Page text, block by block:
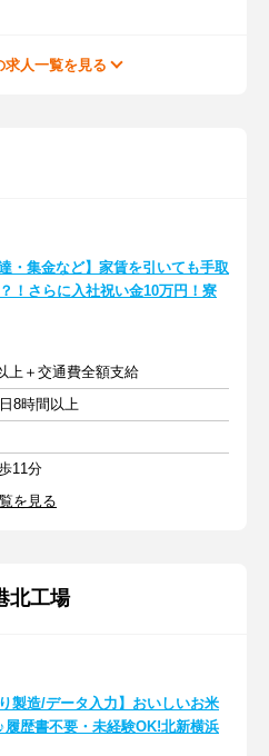
求人一覧を見る
達・集金など】家賃を引いても手取
！さらに入社祝い金10万円！寮
上＋交通費全額支給
8時間以上
11分
を見る
北工場
り製造/データ入力】おいしいお米
履歴書不要・未経験OK!北新横浜